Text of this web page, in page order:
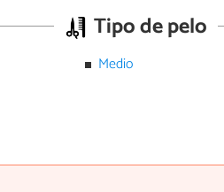
Tipo de pelo
Medio